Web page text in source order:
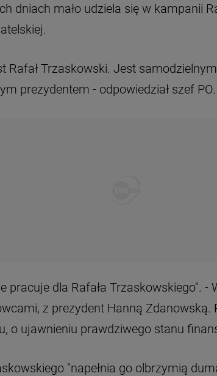
dniach mało udziela się w kampanii
Rafał Trzaskowski. Jest
prezydentem - odpowiedział szef PO.
pracuje dla Rafała Trzaskowskiego".
z prezydent Hanną
o ujawnieniu prawdziwego stanu
"napełnia go olbrzymią